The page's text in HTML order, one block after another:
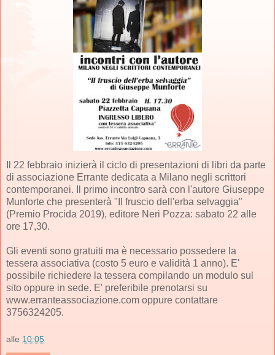
Il 22 febbraio inizierà il ciclo di presentazioni di libri da parte
di associazione Errante dedicata a Milano negli scrittori
contemporanei. Il primo incontro sarà con l'autore Giuseppe
Munforte che presenterà "Il fruscio dell'erba selvaggia"
(Premio Procida 2019), editore Neri Pozza: sabato 22 alle
ore 17,30.
Gli eventi sono gratuiti ma è necessario possedere la
tessera associativa (costo 5 euro e validità 1 anno). E'
possibile richiedere la tessera compilando un modulo sul
sito oppure in sede. E' preferibile prenotarsi su
www.erranteassociazione.com oppure contattare
3756324205.
alle 10:05